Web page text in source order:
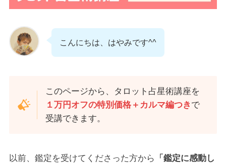
こんにちは、はやみです^^
このページから、タロット占星術講座を
１万円オフの特別価格＋カルマ編つき で
受講できます。
以前、鑑定を受けてくださった方から
「鑑定に感動し